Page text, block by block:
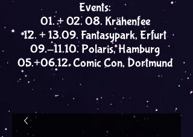
Events:
01. + 02. 08. Krähenfee
12. + 13.09. Fantasypark, Erfurt
09.-11.10. Polaris, Hamburg
05.+06.12. Comic Con, Dortmund